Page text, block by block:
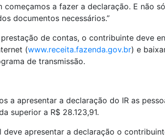
começamos a fazer a declaração. E não
documentos necessários.”
de contas, o contribuinte deve
(www.receita.fazenda.gov.br) e
de transmissão.
a apresentar a declaração do IR as
superior a R$ 28.123,91.
deve apresentar a declaração o